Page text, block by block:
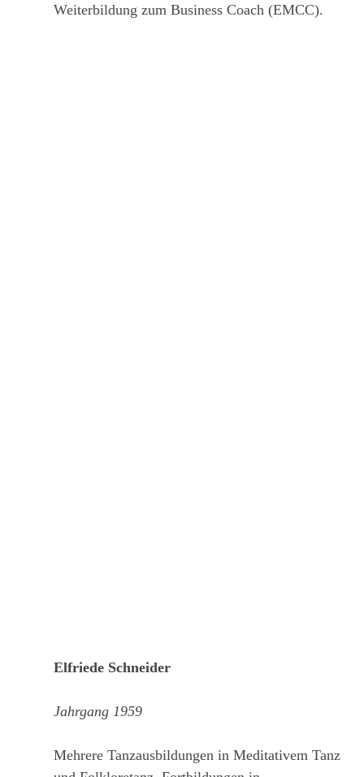
Weiterbildung zum Business Coach (EMCC).
Elfriede Schneider
Jahrgang 1959
Mehrere Tanzausbildungen in Meditativem Tanz